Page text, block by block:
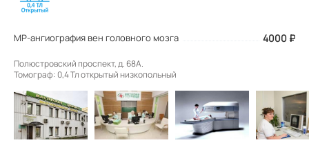
МР-ангиография вен головного мозга 4000 ₽
Полюстровский проспект, д. 68А.
Томограф: 0,4 Тл открытый низкопольный